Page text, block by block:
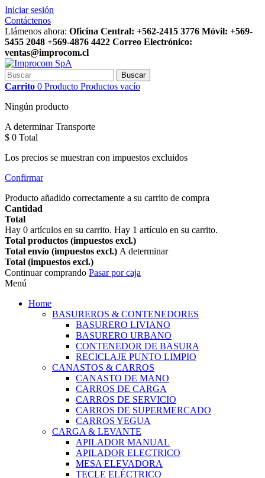
Iniciar sesión
Contáctenos
Llámenos ahora: Oficina Central: +562-2415 3776 Móvil: +569-
5455 2048 +569-4876 4422 Correo Electrónico:
ventas@improcom.cl
Buscar
Carrito 0 Producto Productos vacío
Ningún producto
A determinarTransporte
$ 0 Total
Los precios se muestran con impuestos excluidos
Confirmar
Producto añadido correctamente a su carrito de compra
Cantidad
Total
Hay 0 artículos en su carrito. Hay 1 artículo en su carrito.
Total productos (impuestos excl.)
Total envío (impuestos excl.) A determinar
Total (impuestos excl.)
Continuar comprando Pasar por caja
Menú
Home
BASUREROS & CONTENEDORES
BASURERO LIVIANO
BASURERO URBANO
CONTENEDOR DE BASURA
RECICLAJE PUNTO LIMPIO
CANASTOS & CARROS
CANASTO DE MANO
CARROS DE CARGA
CARROS DE SERVICIO
CARROS DE SUPERMERCADO
CARROS YEGUA
CARGA & LEVANTE
APILADOR MANUAL
APILADOR ELECTRICO
MESA ELEVADORA
TECLE ELÉCTRICO